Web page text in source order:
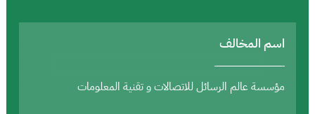
اسم المخالف
مؤسسة عالم الرسائل للاتصالات و تقنية المعلومات